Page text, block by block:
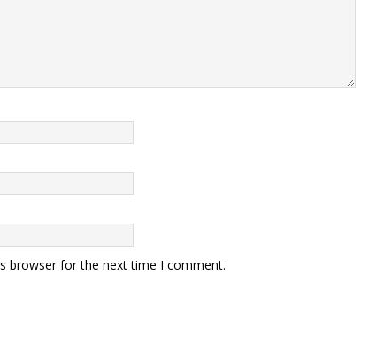
browser for the next time I comment.